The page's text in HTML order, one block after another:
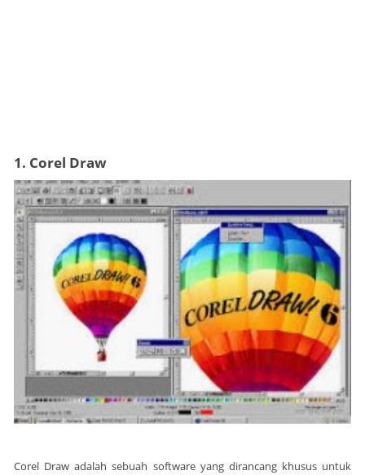
1. Corel Draw
Corel Draw adalah sebuah software yang dirancang khusus untuk